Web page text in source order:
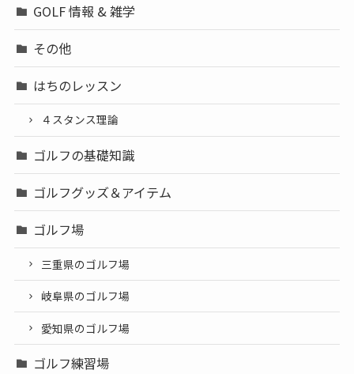
GOLF 情報 & 雑学
その他
はちのレッスン
４スタンス理論
ゴルフの基礎知識
ゴルフグッズ＆アイテム
ゴルフ場
三重県のゴルフ場
岐阜県のゴルフ場
愛知県のゴルフ場
ゴルフ練習場